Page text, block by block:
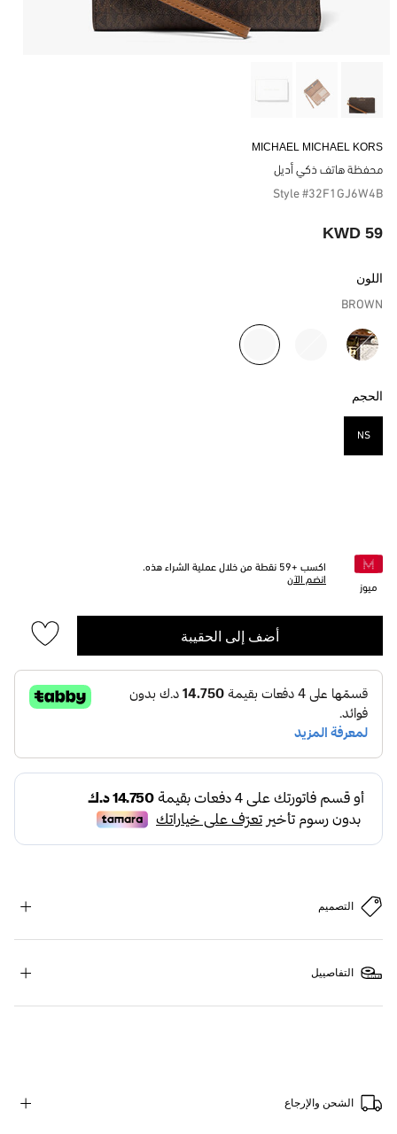
MICHAEL MICHAEL KORS
محفظة هاتف ذكي أديل
Style #32F1GJ6W4B
59 KWD
اللون
BROWN
مختار
الحجم
NS
ميوز
اكسب +59 نقطة من خلال عملية الشراء هذه.
انضم الآن
أضف إلى الحقيبة
التصميم
التفاصييل
الشحن والإرجاع